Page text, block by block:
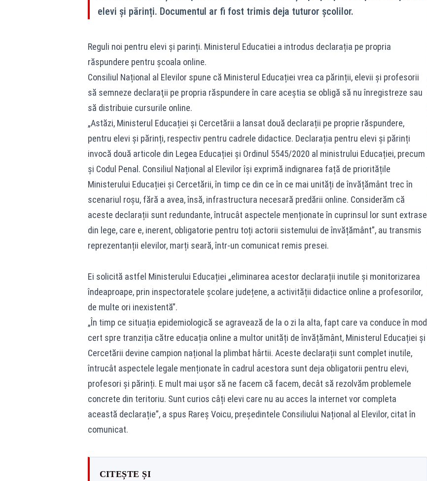
elevi și părinți. Documentul ar fi fost trimis deja tuturor școlilor.
Reguli noi pentru elevi și parinți. Ministerul Educatiei a introdus declarația pe propria
răspundere pentru școala online.
​Consiliul Național al Elevilor spune că Ministerul Educației vrea ca părinții, elevii și profesorii
să semneze declaraţii pe propria răspundere în care aceștia se obligă să nu înregistreze sau
să distribuie cursurile online.
„Astăzi, Ministerul Educației și Cercetării a lansat două declarații pe proprie răspundere,
pentru elevi și părinți, respectiv pentru cadrele didactice. Declarația pentru elevi și părinți
invocă două articole din Legea Educației și Ordinul 5545/2020 al ministrului Educației, precum
și Codul Penal. Consiliul Național al Elevilor își exprimă indignarea față de prioritățile
Ministerului Educației și Cercetării, în timp ce din ce în ce mai unități de învățământ trec în
scenariul roșu, fără a avea, însă, infrastructura necesară predării online. Considerăm că
aceste declarații sunt redundante, întrucât aspectele menționate în cuprinsul lor sunt extrase
din lege, care e, inerent, obligatorie pentru toți actorii sistemului de învățământ”, au transmis
reprezentanții elevilor, marți seară, într-un comunicat remis presei.
Ei solicită astfel Ministerului Educației „eliminarea acestor declarații inutile și monitorizarea
îndeaproape, prin inspectoratele școlare județene, a activității didactice online a profesorilor,
de multe ori inexistentă”.
„În timp ce situația epidemiologică se agravează de la o zi la alta, fapt care va conduce în mod
cert spre tranziția către educația online a multor unități de învățământ, Ministerul Educației și
Cercetării devine campion național la plimbat hârtii. Aceste declarații sunt complet inutile,
întrucât aspectele legale menționate în cadrul acestora sunt deja obligatorii pentru elevi,
profesori și părinți. E mult mai ușor să ne facem că facem, decât să rezolvăm problemele
concrete din teritoriu. Sunt curios câți elevi care nu au acces la internet vor completa
această declarație”, a spus Rareș Voicu, președintele Consiliului Național al Elevilor, citat în
comunicat.
CITEȘTE ȘI